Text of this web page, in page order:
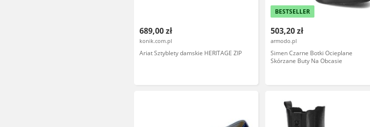
689,00 zł
konik.com.pl
Ariat Sztyblety damskie HERITAGE ZIP
BESTSELLER
503,20 zł
armodo.pl
Simen Czarne Botki Ocieplane
Skórzane Buty Na Obcasie